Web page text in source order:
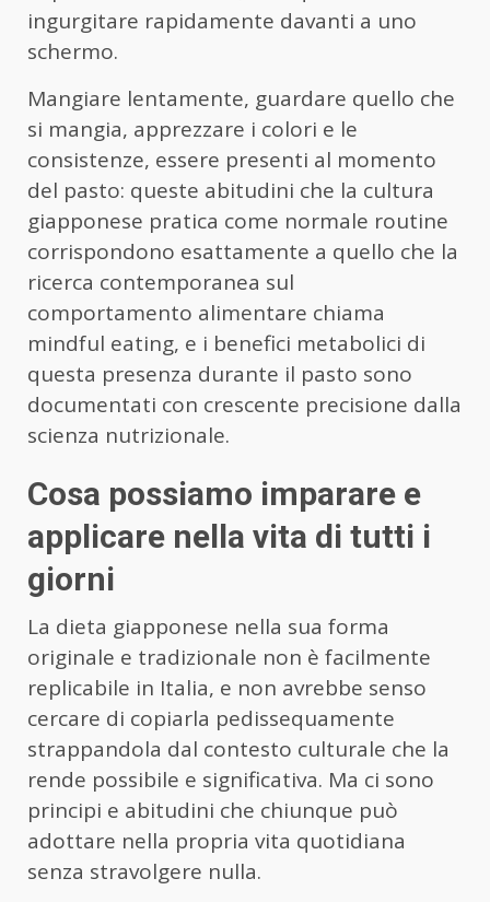
ingurgitare rapidamente davanti a uno
schermo.
Mangiare lentamente, guardare quello che
si mangia, apprezzare i colori e le
consistenze, essere presenti al momento
del pasto: queste abitudini che la cultura
giapponese pratica come normale routine
corrispondono esattamente a quello che la
ricerca contemporanea sul
comportamento alimentare chiama
mindful eating, e i benefici metabolici di
questa presenza durante il pasto sono
documentati con crescente precisione dalla
scienza nutrizionale.
Cosa possiamo imparare e
applicare nella vita di tutti i
giorni
La dieta giapponese nella sua forma
originale e tradizionale non è facilmente
replicabile in Italia, e non avrebbe senso
cercare di copiarla pedissequamente
strappandola dal contesto culturale che la
rende possibile e significativa. Ma ci sono
principi e abitudini che chiunque può
adottare nella propria vita quotidiana
senza stravolgere nulla.